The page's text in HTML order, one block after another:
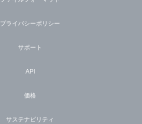
プライバシーポリシー
サポート
API
価格
サステナビリティ